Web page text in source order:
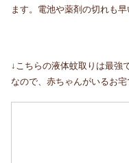
ます。電池や薬剤の切れも
↓こちらの液体蚊取りは最強
なので、赤ちゃんがいるお宅